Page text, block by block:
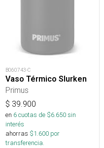
B060743-C
Vaso Térmico Slurken
Primus
$ 39.900
en 6cuotas de $6.650sin
interés
ahorras $1.600 por
transferencia.